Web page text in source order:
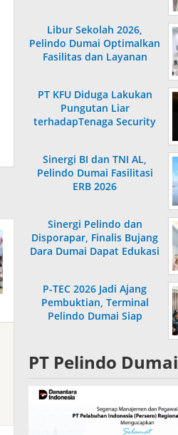
Libur Sekolah 2026,
Pelindo Dumai Optimalkan
Fasilitas dan Layanan
PT KFU Diduga Lakukan
Pungutan Liar
terhadapTenaga Security
Sinergi BI dan TNI AL,
Pelindo Dumai Fasilitasi
ERB 2026
Sinergi Pelindo dan
Disporapar, Finalis Bujang
Dara Dumai Dapat Edukasi
P-TEC 2026 Jadi Ajang
Pembuktian, Terminal
Pelindo Dumai Siap
PT Pelindo Dumai